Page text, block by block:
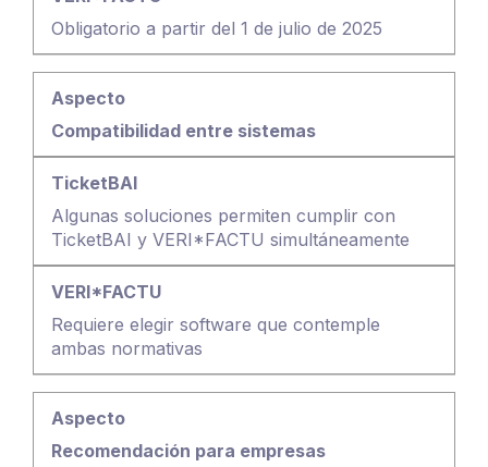
Obligatorio a partir del 1 de julio de 2025
Compatibilidad entre sistemas
Algunas soluciones permiten cumplir con
TicketBAI y VERI*FACTU simultáneamente
Requiere elegir software que contemple
ambas normativas
Recomendación para empresas